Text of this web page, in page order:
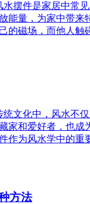
摆件是家居中常
能量，为家中带
的磁场，而他人
文化中，风水不
家和爱好者，也
作为风水学中的
方法